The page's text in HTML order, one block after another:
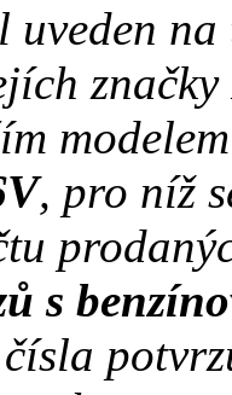
uveden
, pro níž
s
čísla